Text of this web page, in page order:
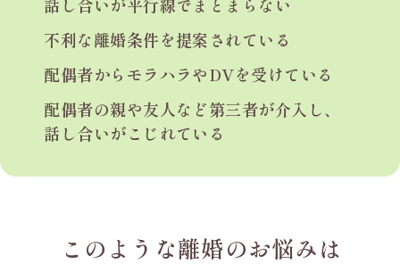
不利な離婚条件を提案されている
配偶者からモラハラやDVを受けている
配偶者の親や友人など第三者が介入し、
話し合いがこじれている
このような離婚のお悩みは